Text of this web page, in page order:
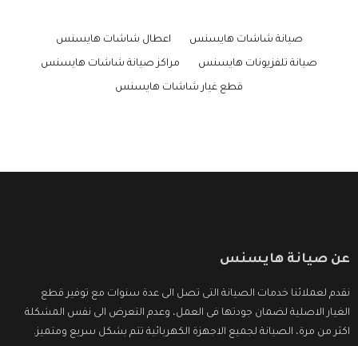
صيانة شاشات هايسنس اعطال شاشات هايسنس
صيانة تلفزيونات هايسنس مراكز صيانة شاشات هايسنس
قطع غيار شاشات هايسنس
عن صيانة هايسنس
نقدم لعملائنا خدمات الصيانة التى تصل الى عدة سنوات مع توفير قطع
الغيار الاصلية لضمان جودتها فى العمل، وعدم التعرض الى نفس المشكلة
اكثر من مرة، الصيانة لجميع الاجهزة الكهربائية تتم بشكل سريع ومتميز.